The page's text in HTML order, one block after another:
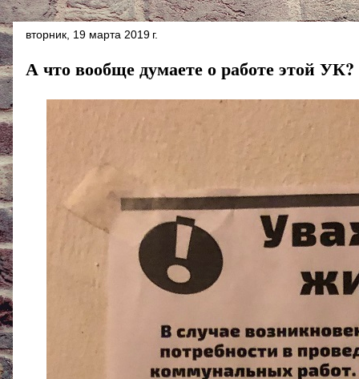
вторник, 19 марта 2019 г.
А что вообще думаете о работе этой УК?